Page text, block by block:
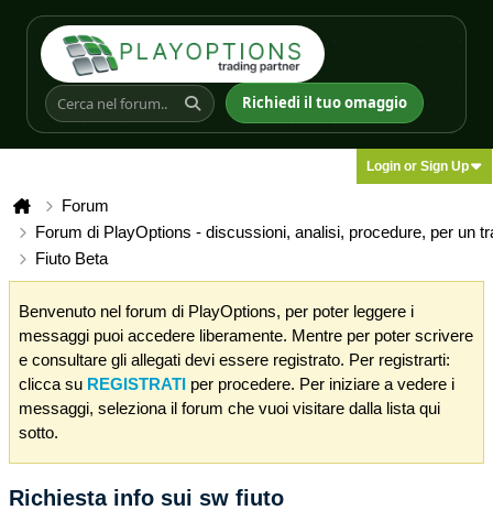
Richiedi il tuo omaggio
Login or Sign Up
Forum
Forum di PlayOptions - discussioni, analisi, procedure, per un
Fiuto Beta
Benvenuto nel forum di PlayOptions, per poter leggere i
messaggi puoi accedere liberamente. Mentre per poter scrivere
e consultare gli allegati devi essere registrato. Per registrarti:
clicca su REGISTRATI per procedere. Per iniziare a vedere i
messaggi, seleziona il forum che vuoi visitare dalla lista qui
sotto.
Richiesta info sui sw fiuto